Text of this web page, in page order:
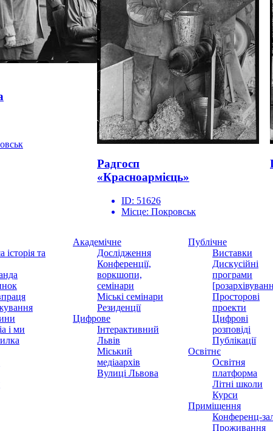
Радгосп
«Красноармієць»
ID: 51626
Місце: Покровськ
історія та
і ми
Академічне
Дослідження
Конференції,
воркшопи,
семінари
Міські семінари
Резиденції
Цифрове
Інтерактивний
Львів
Міський
медіаархів
Вулиці Львова
Публічне
Виставки
Дискусійні
програми
Просторові
проекти
Цифрові
розповіді
Публікації
Освітнє
Освітня
платформа
Літні школи
Курси
Приміщення
Конференц-
Проживання